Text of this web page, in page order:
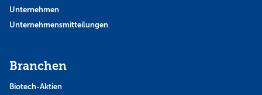
Unternehmen
Unternehmensmitteilungen
Branchen
Biotech-Aktien